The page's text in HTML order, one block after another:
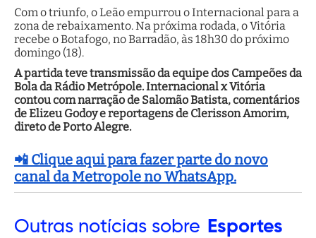
Com o triunfo, o Leão empurrou o Internacional para a
zona de rebaixamento. Na próxima rodada, o Vitória
recebe o Botafogo, no Barradão, às 18h30 do próximo
domingo (18).
A partida teve transmissão da equipe dos Campeões da
Bola da Rádio Metrópole. Internacional x Vitória
contou com narração de Salomão Batista, comentários
de Elizeu Godoy e reportagens de Clerisson Amorim,
direto de Porto Alegre.
📲 Clique aqui para fazer parte do novo
canal da Metropole no WhatsApp.
Outras notícias sobre Esportes